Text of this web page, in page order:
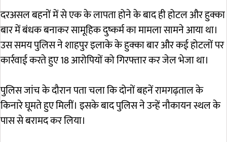
दरअसल बहनों में से एक के लापता होने के बाद ही होटल और हुक्का
बार में बंधक बनाकर सामूहिक दुष्कर्म का मामला सामने आया था।
उस समय पुलिस ने शाहपुर इलाके के हुक्का बार और कई होटलों पर
कार्रवाई करते हुए 18 आरोपियों को गिरफ्तार कर जेल भेजा था।
पुलिस जांच के दौरान पता चला कि दोनों बहनें रामगढ़ताल के
किनारे घूमते हुए मिलीं। इसके बाद पुलिस ने उन्हें नौकायन स्थल के
पास से बरामद कर लिया।